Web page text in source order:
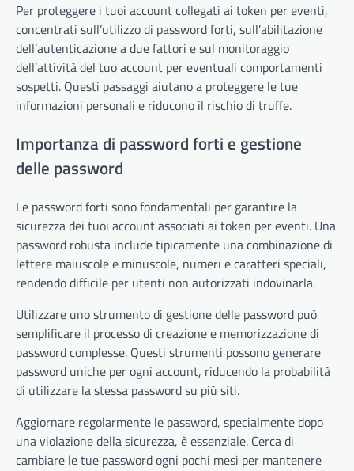
Per proteggere i tuoi account collegati ai token per eventi,
concentrati sull’utilizzo di password forti, sull’abilitazione
dell’autenticazione a due fattori e sul monitoraggio
dell’attività del tuo account per eventuali comportamenti
sospetti. Questi passaggi aiutano a proteggere le tue
informazioni personali e riducono il rischio di truffe.
Importanza di password forti e gestione
delle password
Le password forti sono fondamentali per garantire la
sicurezza dei tuoi account associati ai token per eventi. Una
password robusta include tipicamente una combinazione di
lettere maiuscole e minuscole, numeri e caratteri speciali,
rendendo difficile per utenti non autorizzati indovinarla.
Utilizzare uno strumento di gestione delle password può
semplificare il processo di creazione e memorizzazione di
password complesse. Questi strumenti possono generare
password uniche per ogni account, riducendo la probabilità
di utilizzare la stessa password su più siti.
Aggiornare regolarmente le password, specialmente dopo
una violazione della sicurezza, è essenziale. Cerca di
cambiare le tue password ogni pochi mesi per mantenere